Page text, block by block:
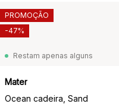
Restam apenas alguns
Mater
Ocean cadeira, Sand
PROMOÇÃO
-47%